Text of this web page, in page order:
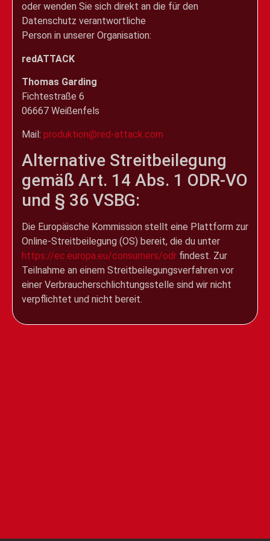
oder wenden Sie sich direkt an die für den
Datenschutz verantwortliche
Person in unserer Organisation:
redATTACK
Thomas Garding
Fichtestraße 6
06667 Weißenfels
Mail: produktion@red-attack.com
Alternative Streitbeilegung
gemäß Art. 14 Abs. 1 ODR-VO
und § 36 VSBG:
Die Europäische Kommission stellt eine Plattform zur
Online-Streitbeilegung (OS) bereit, die du unter
https://ec.europa.eu/consumers/odr findest. Zur
Teilnahme an einem Streitbeilegungsverfahren vor
einer Verbraucherschlichtungsstelle sind wir nicht
verpflichtet und nicht bereit.